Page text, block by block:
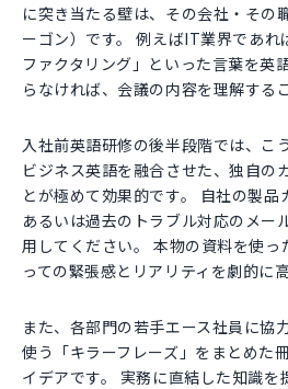
に突き当たる壁は、その会社・その
ーゴン）です。 例えばIT業界であれ
ファクタリング」といった言葉を英
らなければ、会議の内容を理解する
入社前英語研修の後半段階では、こ
ビジネス英語を融合させた、独自の
とが極めて効果的です。 自社の製品
あるいは過去のトラブル対応のメー
用してください。 本物の資料を使っ
っての緊張感とリアリティを劇的に高
また、各部門の若手エース社員に協
使う「キラーフレーズ」をまとめた
イデアです。 実務に直結した知識を